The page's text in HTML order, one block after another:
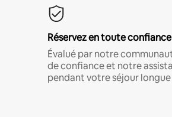
Réservez en toute confiance
Évalué par notre
de confiance et notre
pendant votre séjour